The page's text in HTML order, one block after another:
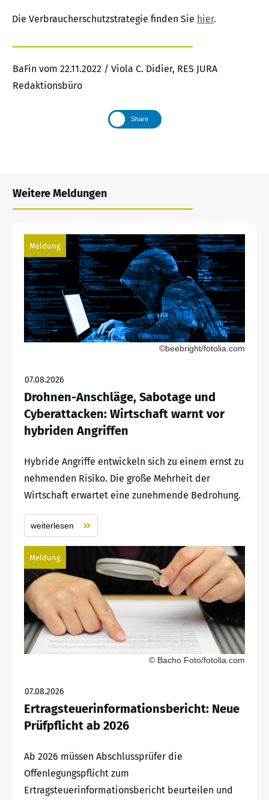
Die Verbraucherschutzstrategie finden Sie hier.
BaFin vom 22.11.2022 / Viola C. Didier, RES JURA
Redaktionsbüro
Share
Weitere Meldungen
Meldung
©beebright/fotolia.com
07.08.2026
Drohnen-Anschläge, Sabotage und
Cyberattacken: Wirtschaft warnt vor
hybriden Angriffen
Hybride Angriffe entwickeln sich zu einem ernst zu
nehmenden Risiko. Die große Mehrheit der
Wirtschaft erwartet eine zunehmende Bedrohung.
weiterlesen
Meldung
© Bacho Foto/fotolia.com
07.08.2026
Ertragsteuerinformationsbericht: Neue
Prüfpflicht ab 2026
Ab 2026 müssen Abschlussprüfer die
Offenlegungspflicht zum
Ertragsteuerinformationsbericht beurteilen und